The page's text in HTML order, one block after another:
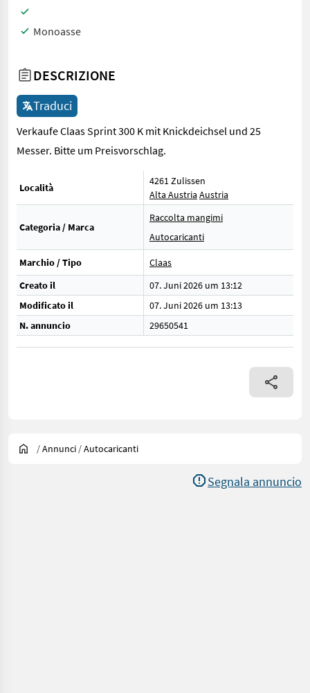
Monoasse
DESCRIZIONE
Traduci
Verkaufe Claas Sprint 300 K mit Knickdeichsel und 25
Messer. Bitte um Preisvorschlag.
Località
4261 Zulissen
Alta Austria Austria
Categoria / Marca
Raccolta mangimi
Autocaricanti
Marchio / Tipo
Claas
Creato il
07. Juni 2026 um 13:12
Modificato il
07. Juni 2026 um 13:13
N. annuncio
29650541
/Annunci /Autocaricanti
Segnala annuncio